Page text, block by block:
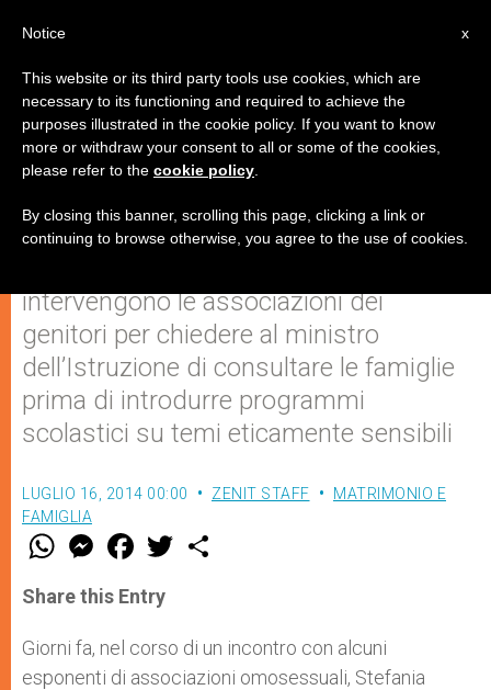
"Il ministro Giannini coinvolga le
famiglie"
intervengono le associazioni dei
genitori per chiedere al ministro
dell’Istruzione di consultare le famiglie
prima di introdurre programmi
scolastici su temi eticamente sensibili
LUGLIO 16, 2014 00:00 ZENIT STAFF
MATRIMONIO E
FAMIGLIA
W
t
s
p
p
M
e
s
e
g
e
r
F
a
e
b
o
k
w
Share this Entry
Giorni fa, nel corso di un incontro con alcuni
esponenti di associazioni omosessuali, Stefania
x
Notice
This website or its third party tools use cookies, which are
necessary to its functioning and required to achieve the
purposes illustrated in the cookie policy. If you want to know
more or withdraw your consent to all or some of the cookies,
please refer to the cookie policy
By closing this banner, scrolling this page, clicking a link or
continuing to browse otherwise, you agree to the use of cookies.